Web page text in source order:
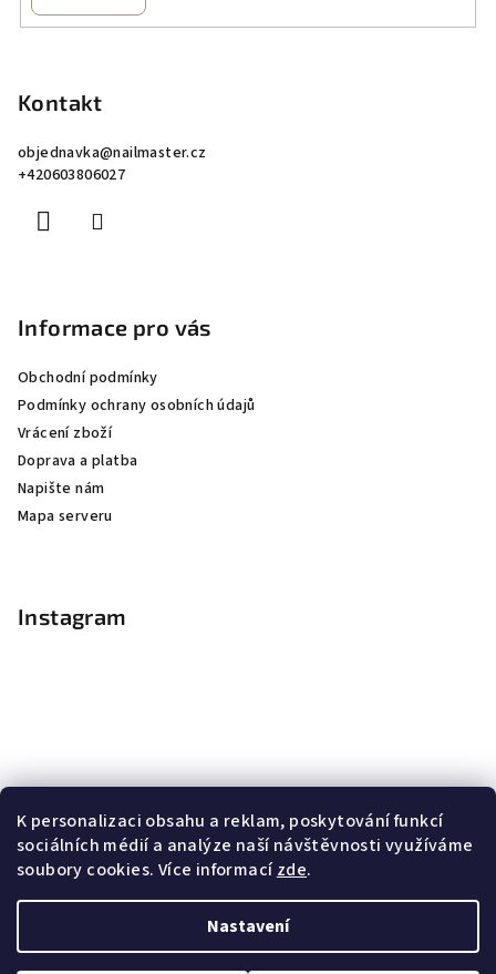
K personalizaci obsahu a reklam, poskytování funkcí
sociálních médií a analýze naší návštěvnosti využíváme
soubory cookies. Více informacízde.
Nastavení
Kontakt
objednavka@nailmaster.cz
+420603806027
Informace pro vás
Obchodní podmínky
Podmínky ochrany osobních údajů
Vrácení zboží
Doprava a platba
Napište nám
Mapa serveru
Instagram
Sledovat na Instagramu